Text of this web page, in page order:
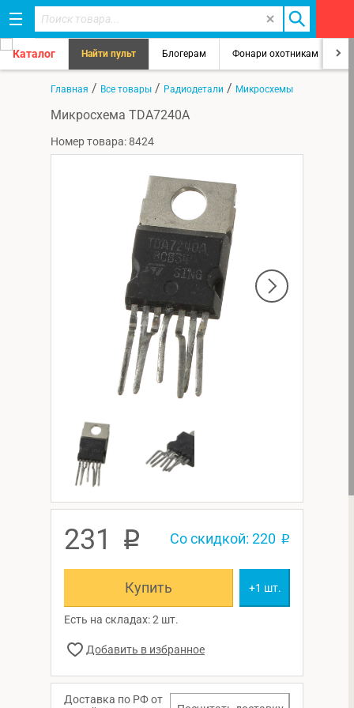
Каталог Найти пульт Блогерам Фонари охотникам
Главная / Все товары / Радиодетали / Микросхемы
Микросхема TDA7240A
Номер товара: 8424
231 p Со скидкой: 220 p
Купить +1 шт.
Есть на складах: 2 шт.
Доставка по РФ от